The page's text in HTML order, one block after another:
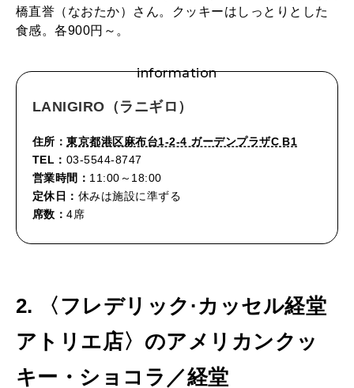
橋直誉（なおたか）さん。クッキーはしっとりとした
食感。各900円～。
information
LANIGIRO（ラニギロ）
住所：東京都港区麻布台1-2-4 ガーデンプラザC B1
TEL： 03-5544-8747
営業時間： 11:00～18:00
定休日： 休みは施設に準ずる
席数：4席
2. 〈フレデリック·カッセル経堂
アトリエ店〉のアメリカンクッ
キー・ショコラ／経堂